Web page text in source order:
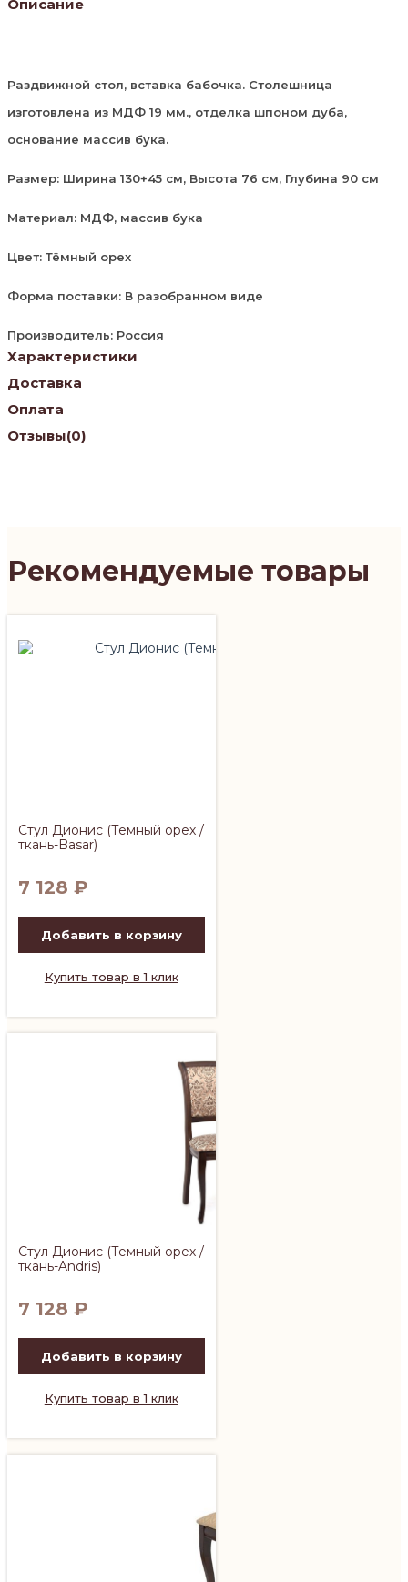
Описание
Раздвижной стол, вставка бабочка. Столешница
изготовлена из МДФ 19 мм., отделка шпоном дуба,
основание массив бука.
Размер: Ширина 130+45 см, Высота 76 см, Глубина 90 см
Материал: МДФ, массив бука
Цвет: Тёмный орех
Форма поставки: В разобранном виде
Производитель: Россия
Характеристики
Доставка
Оплата
Отзывы(0)
Рекомендуемые товары
Стул Дионис (Темный орех /
ткань-Basar)
7 128 ₽
Добавить в корзину
Купить товар в 1 клик
Стул Дионис (Темный орех /
ткань-Andris)
7 128 ₽
Добавить в корзину
Купить товар в 1 клик